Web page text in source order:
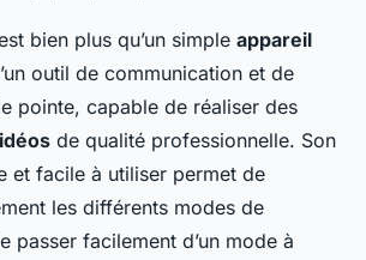
bien plus qu’un simple appareil
outil de communication et de
pointe, capable de réaliser des
de qualité professionnelle. Son
et facile à utiliser permet de
les différents modes de
passer facilement d’un mode à